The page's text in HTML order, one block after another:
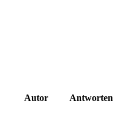
Autor Antworten